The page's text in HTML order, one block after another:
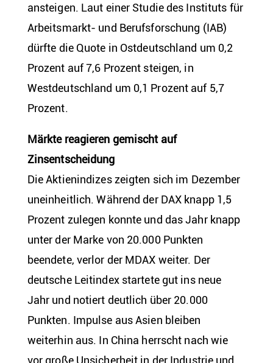
ansteigen. Laut einer Studie des Instituts für
Arbeitsmarkt- und Berufsforschung (IAB)
dürfte die Quote in Ostdeutschland um 0,2
Prozent auf 7,6 Prozent steigen, in
Westdeutschland um 0,1 Prozent auf 5,7
Prozent.
Märkte reagieren gemischt auf
Zinsentscheidung
Die Aktienindizes zeigten sich im Dezember
uneinheitlich. Während der DAX knapp 1,5
Prozent zulegen konnte und das Jahr knapp
unter der Marke von 20.000 Punkten
beendete, verlor der MDAX weiter. Der
deutsche Leitindex startete gut ins neue
Jahr und notiert deutlich über 20.000
Punkten. Impulse aus Asien bleiben
weiterhin aus. In China herrscht nach wie
vor große Unsicherheit in der Industrie und